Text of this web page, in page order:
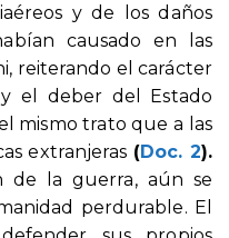
y de los daños
causado en las
reiterando el carácter
el deber del Estado
mismo trato que a las
extranjeras (Doc. 2).
de la guerra, aún se
perdurable. El